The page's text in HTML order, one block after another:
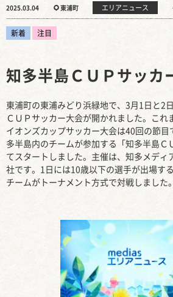
2025.03.04 東浦町 エリアニュース
新着 注目
知多半島ＣＵＰサッカ
東浦町の東浦みどり浜緑地で、3月1日と2
ＣＵＰサッカー大会が開かれました。これ
イオンズカップサッカー大会は40回の節目
多半島内のチームが参加する「知多半島Ｃ
てスタートしました。主催は、知多メディ
社です。1日には10歳以下の選手が出場す
チームがトーナメント方式で対戦しました。